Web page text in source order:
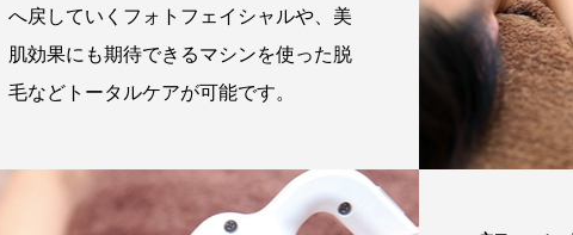
へ戻していくフォトフェイシャルや、美
肌効果にも期待できるマシンを使った脱
毛などトータルケアが可能です。